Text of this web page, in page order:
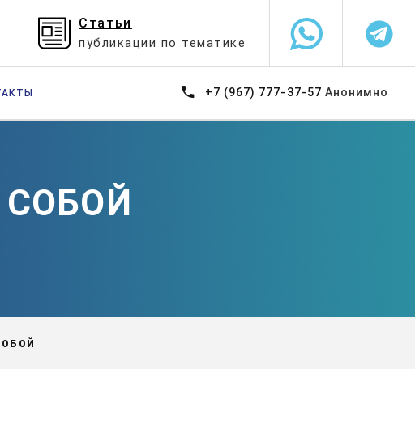
Статьи
публикации по тематике
+7 (967) 777-37-57 Анонимно